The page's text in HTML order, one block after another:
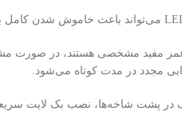
مجدد در مدت کوتاه می‌شود.
پشت شاخه‌ها، نصب بک لایت